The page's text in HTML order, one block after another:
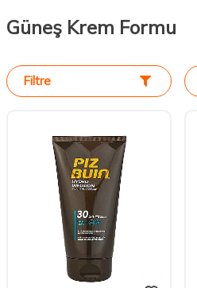
Güneş Krem Formu
Filtre